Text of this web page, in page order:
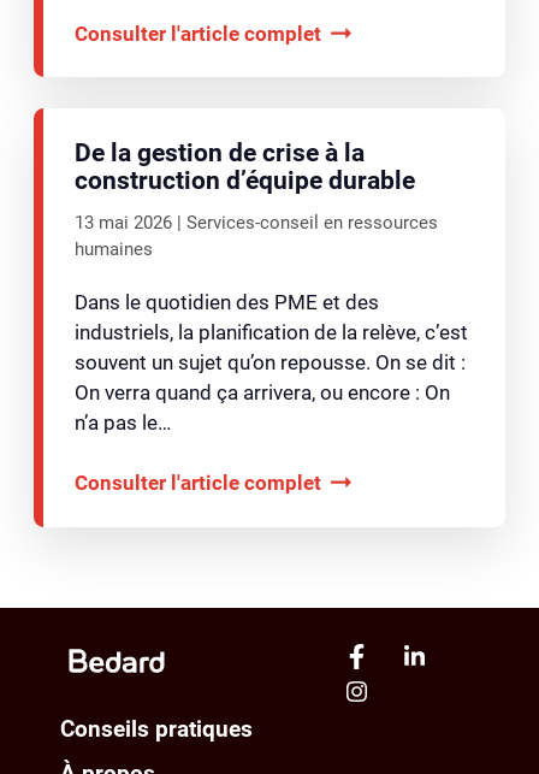
Consulter l'article complet
De la gestion de crise à la
construction d’équipe durable
13 mai 2026
Services-conseil en ressources
humaines
Dans le quotidien des PME et des
industriels, la planification de la relève, c’est
souvent un sujet qu’on repousse. On se dit :
On verra quand ça arrivera, ou encore : On
n’a pas le…
Consulter l'article complet
Conseils pratiques